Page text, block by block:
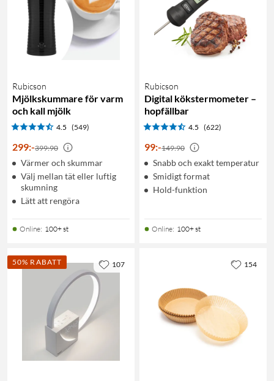
Rubicson
Mjölkskummare för varm
och kall mjölk
4.5 (549)
299:-399:90
Värmer och skummar
Välj mellan tät eller luftig
skumning
Lätt att rengöra
Online: 100+ st
Rubicson
Digital kökstermometer –
hopfällbar
4.5 (622)
99:-149:90
Snabb och exakt temperatur
Smidigt format
Hold-funktion
Online: 100+ st
50% RABATT 107 154